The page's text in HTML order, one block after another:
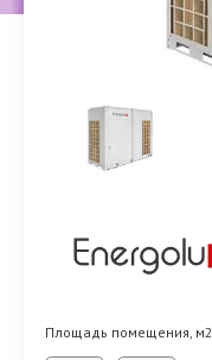
Площадь помещения, м2